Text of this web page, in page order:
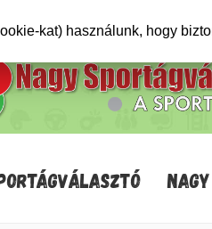
kat) használunk, hogy